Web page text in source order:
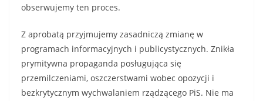
obserwujemy ten proces.
Z aprobatą przyjmujemy zasadniczą zmianę w
programach informacyjnych i publicystycznych. Znikła
prymitywna propaganda posługująca się
przemilczeniami, oszczerstwami wobec opozycji i
bezkrytycznym wychwalaniem rządzącego PiS. Nie ma